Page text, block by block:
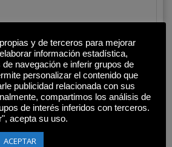
en el desarrollo y puesta en
de nuevas funcionalidades.
y de terceros para mejorar
información estadística,
navegación e inferir grupos de
personalizar el contenido que
publicidad relacionada con sus
compartimos los análisis de
de interés inferidos con terceros.
acepta su uso.
ACEPTAR